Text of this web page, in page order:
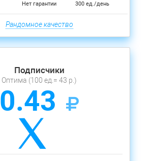
Нет гарантии 300 ед./день
Рандомное качество
Подписчики
Оптима (100 ед.= 43 р.)
0.43